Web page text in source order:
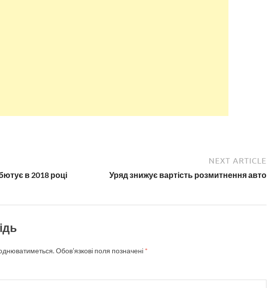
в 2018 році
NEXT ARTICLE
Уряд знижує вартість розмитнення авто
Обов’язкові поля позначені *